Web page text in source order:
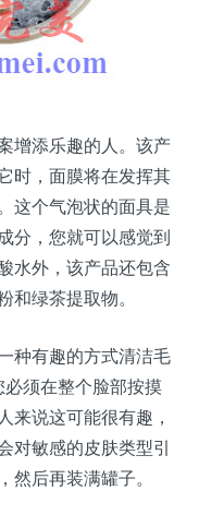
增添乐趣的人。该产
时，面膜将在发挥其
这个气泡状的面具是
分，您就可以感觉到
水外，该产品还包含
和绿茶提取物。
种有趣的方式清洁毛
须在整个脸部按摸
来说这可能很有趣，
对敏感的皮肤类型引
然后再装满罐子。